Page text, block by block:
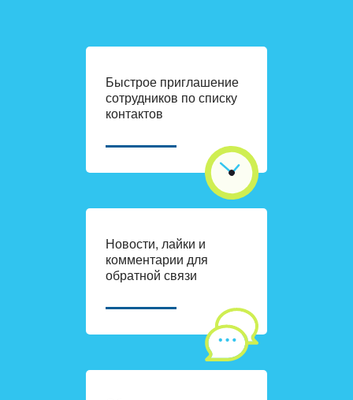
Быстрое приглашение
сотрудников по списку
контактов
Новости, лайки и
комментарии для
обратной связи